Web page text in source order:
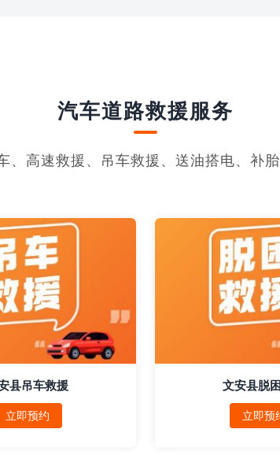
汽车道路救援服务
、高速救援、吊车救援、送油搭电、补
县吊车救援
立即预约
文安县脱
立即预